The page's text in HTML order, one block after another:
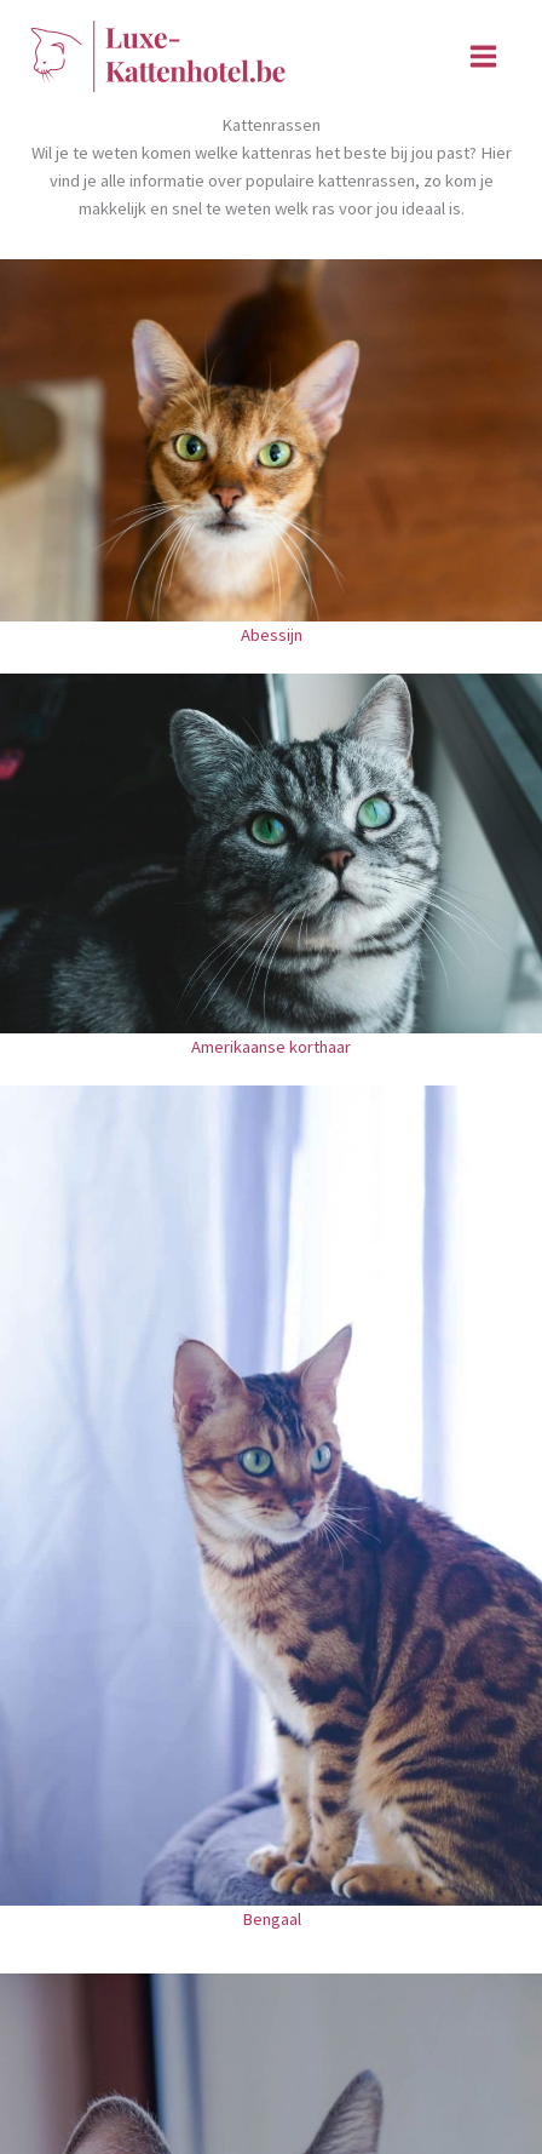
Kattenrassen
Wil je te weten komen welke kattenras het beste bij jou past? Hier
vind je alle informatie over populaire kattenrassen, zo kom je
makkelijk en snel te weten welk ras voor jou ideaal is.
Abessijn
Amerikaanse korthaar
Bengaal